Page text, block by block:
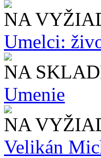
NA
Umelci:
NA
Umenie
NA
Velikán